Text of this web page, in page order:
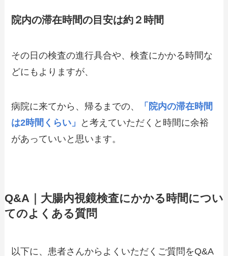
院内の滞在時間の目安は約２時間
その日の検査の進行具合や、検査にかかる時間な
どにもよりますが、
病院に来てから、帰るまでの、
「院内の滞在時間
は2時間くらい」
と考えていただくと時間に余裕
があっていいと思います。
Q&A｜大腸内視鏡検査にかかる時間につい
てのよくある質問
以下に、患者さんからよくいただくご質問をQ&A